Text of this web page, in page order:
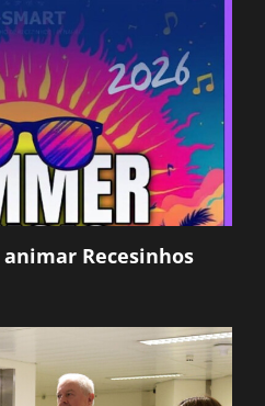
animar Recesinhos